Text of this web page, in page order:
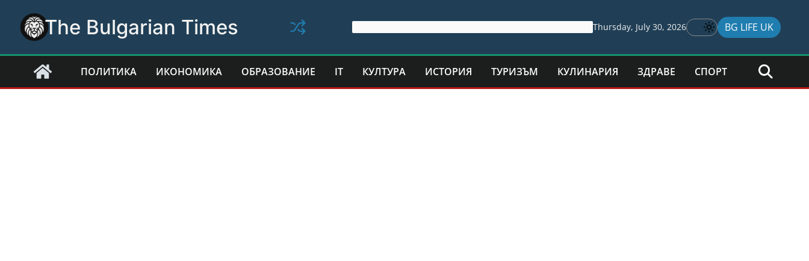
content
The Bulgarian Times Thursday, July 30, 2026 BG LIFE UK
ПОЛИТИКА ИКОНОМИКА ОБРАЗОВАНИЕ IT КУЛТУРА ИСТОРИЯ ТУРИЗЪМ КУЛИНАРИЯ ЗДРАВЕ СПОРТ